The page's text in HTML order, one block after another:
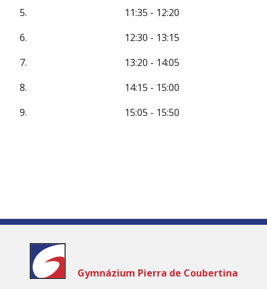
5.
11:35 - 12:20
6.
12:30 - 13:15
7.
13:20 - 14:05
8.
14:15 - 15:00
9.
15:05 - 15:50
Gymnázium Pierra de Coubertina